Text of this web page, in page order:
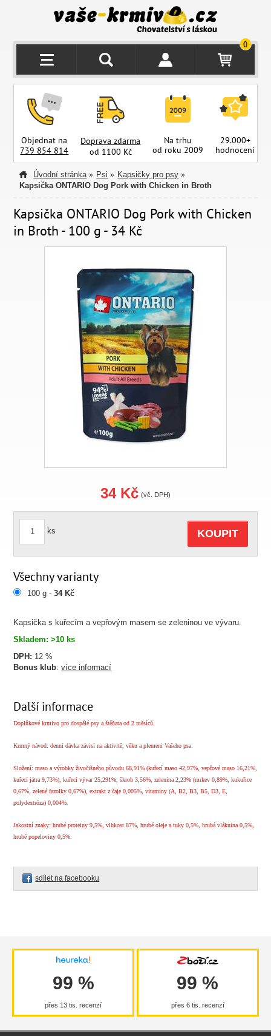
0
Objednat na
739 854 814
Doprava zdarma
od 1100 Kč
Na trhu
od roku 2009
29.000+
hodnocení
Úvodní stránka » Psi » Kapsičky pro psy »
Kapsička ONTARIO Dog Pork with Chicken in Broth
Kapsička ONTARIO Dog Pork with Chicken
in Broth - 100 g - 34 Kč
Kapsička s kuřecím a vepřovým masem se zeleninou ve vývaru.
Skladem: >10 ks
DPH: 12 %
Bonus klub:více informací
34 Kč (vč. DPH)
ks KOUPIT
Všechny varianty
100 g -34 Kč
Další informace
Doplňkové krmivo pro dospělé psy a štěňata od 2 měsíců.
Krmný návod: denní dávka závisí na aktivitě, věku a plemeni Vašeho psa.
Složení: maso a výrobky živočišného původu 68,91% (kuřecí maso 42,97%, vepřové maso 16,21%,
kuřecí játra 9,73%), kuřecí vývar 25,291%, škrob 3,56%, zelenina 2,23% (mrkev 0,89%, kukuřice
0,67%, zelené fazolky 0,67%), extrakt z čaje 0,005%, vitaminy (A, B2, B3, B5, D3, E,
polydextróza) 0,004%.
Jakostní znaky: hrubé proteiny 9,5%, vlhkost 87%, hrubé oleje a tuky 0,5%, hrubá vláknina 0,5%,
hrubé popeloviny 0,5%.
sdílet na facebooku
99 %
přes 13 tis. recenzí
99 %
přes 6 tis. recenzí